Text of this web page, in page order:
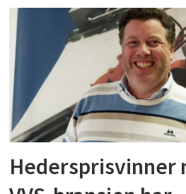
Hedersprisvinner